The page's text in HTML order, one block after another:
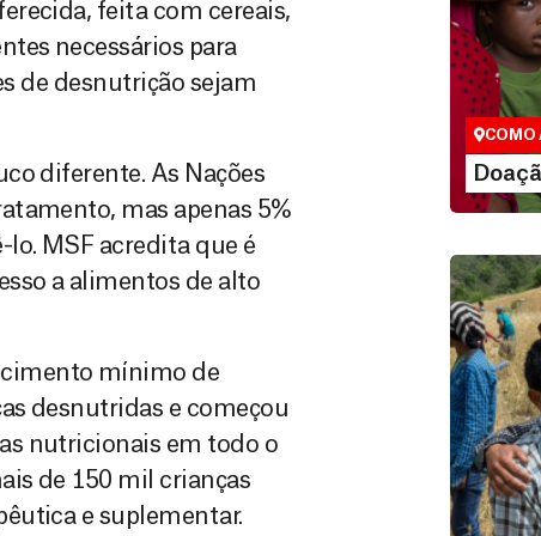
feita com cereais,
necessários para
de desnutrição sejam
diferente. As Nações
mas apenas 5%
lo. MSF acredita que é
a alimentos de alto
mínimo de
desnutridas e começou
nutricionais em todo o
de 150 mil crianças
e suplementar.
Doação
São as
que nos
vidas em
COMO
Você
maneiras,